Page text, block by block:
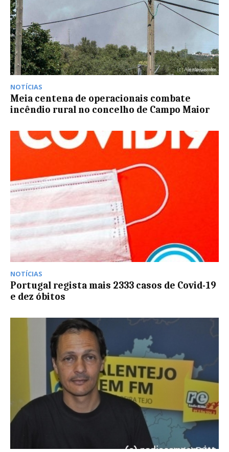
NOTÍCIAS
Meia centena de operacionais combate
incêndio rural no concelho de Campo Maior
NOTÍCIAS
Portugal regista mais 2333 casos de Covid-19
e dez óbitos